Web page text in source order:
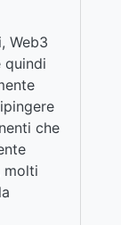
Web3
quindi
che
molti